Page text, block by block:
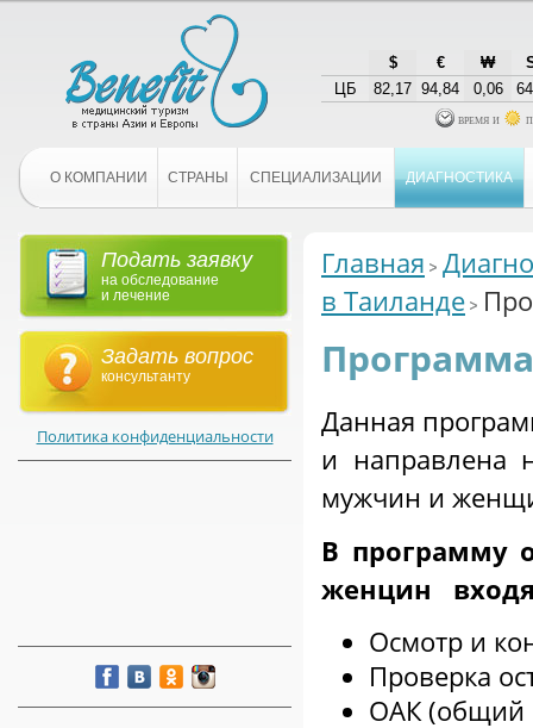
$ € ₩
ЦБ
82,17 94,84 0,06
время и
О КОМПАНИИ СТРАНЫ СПЕЦИАЛИЗАЦИИ ДИАГНОСТИКА
Подать заявку
на обследование
и лечение
Задать вопрос
консультанту
Политика конфиденциальности
Главная
в Таиланде
Данная
и направлена
мужчин и
В программу
женцин
Осмотр и
Проверка
ОАК (общий